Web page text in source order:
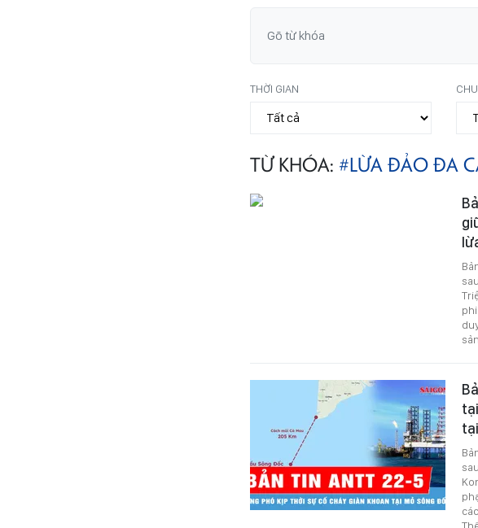
THỜI GIAN
TỪ KHÓA: #LỪA ĐẢO ĐA